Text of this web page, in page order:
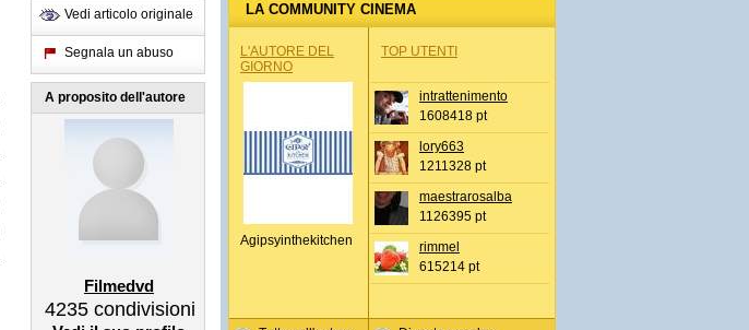
Vedi articolo originale
Segnala un abuso
A proposito dell'autore
Filmedvd
4235 condivisioni
LA COMMUNITY CINEMA
L'AUTORE DEL
GIORNO
Agipsyinthekitchen
TOP UTENTI
intrattenimento
1608418 pt
lory663
1211328 pt
maestrarosalba
1126395 pt
rimmel
615214 pt